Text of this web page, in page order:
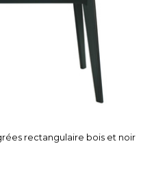
rectangulaire bois et noir